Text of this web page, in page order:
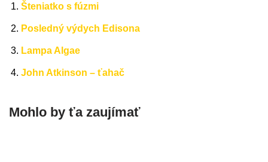
Šteniatko s fúzmi
Posledný výdych Edisona
Lampa Algae
John Atkinson – ťahač
Mohlo by ťa zaujímať